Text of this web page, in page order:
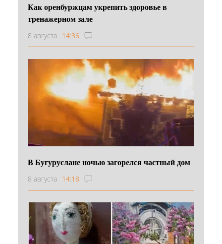
Как оренбуржцам укрепить здоровье в
тренажерном зале
8 августа 14:36
В Бугуруслане ночью загорелся частный дом
8 августа 14:18